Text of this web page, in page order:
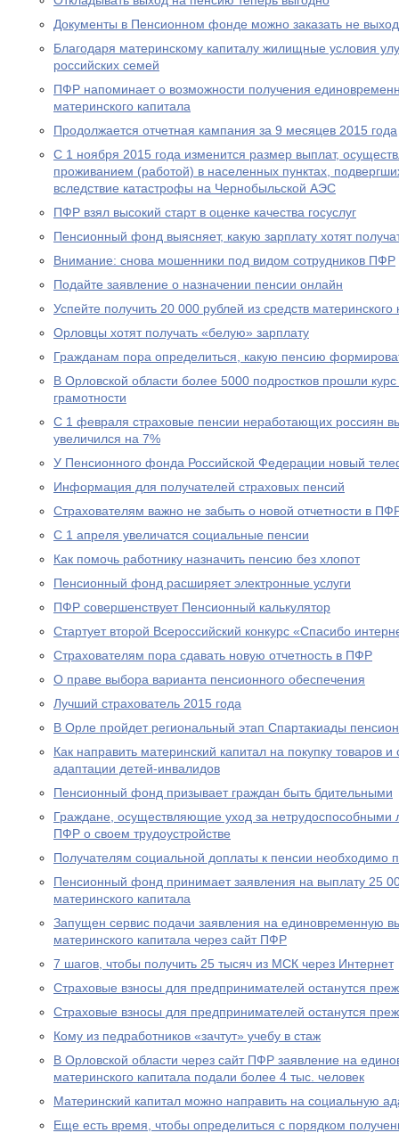
Документы в Пенсионном фонде можно заказать не
Благодаря материнскому капиталу жилищные условия
российских семей
ПФР напоминает о возможности получения
материнского капитала
Продолжается отчетная кампания за 9 месяцев 2015 года
С 1 ноября 2015 года изменится размер выплат,
проживанием (работой) в населенных пунктах,
вследствие катастрофы на Чернобыльской АЭС
ПФР взял высокий старт в оценке качества госуслуг
Пенсионный фонд выясняет, какую зарплату хотят
Внимание: снова мошенники под видом сотрудников ПФР
Подайте заявление о назначении пенсии онлайн
Успейте получить 20 000 рублей из средств материнского
Орловцы хотят получать «белую» зарплату
Гражданам пора определиться, какую пенсию
В Орловской области более 5000 подростков прошли
грамотности
С 1 февраля страховые пенсии неработающих россиян
увеличился на 7%
У Пенсионного фонда Российской Федерации новый
Информация для получателей страховых пенсий
Страхователям важно не забыть о новой отчетности в
С 1 апреля увеличатся социальные пенсии
Как помочь работнику назначить пенсию без хлопот
Пенсионный фонд расширяет электронные услуги
ПФР совершенствует Пенсионный калькулятор
Стартует второй Всероссийский конкурс «Спасибо
Страхователям пора сдавать новую отчетность в ПФР
О праве выбора варианта пенсионного обеспечения
Лучший страхователь 2015 года
В Орле пройдет региональный этап Спартакиады
Как направить материнский капитал на покупку товаров
адаптации детей-инвалидов
Пенсионный фонд призывает граждан быть бдительными
Граждане, осуществляющие уход за
ПФР о своем трудоустройстве
Получателям социальной доплаты к пенсии необходимо
Пенсионный фонд принимает заявления на выплату 25
материнского капитала
Запущен сервис подачи заявления на единовременную
материнского капитала через сайт ПФР
7 шагов, чтобы получить 25 тысяч из МСК через Интернет
Страховые взносы для предпринимателей останутся
Страховые взносы для предпринимателей останутся
Кому из педработников «зачтут» учебу в стаж
В Орловской области через сайт ПФР заявление на
материнского капитала подали более 4 тыс. человек
Материнский капитал можно направить на социальную
Еще есть время, чтобы определиться с порядком